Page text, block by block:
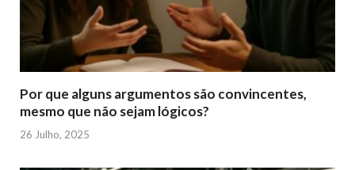
Por que alguns argumentos são convincentes,
mesmo que não sejam lógicos?
26 Julho, 2025